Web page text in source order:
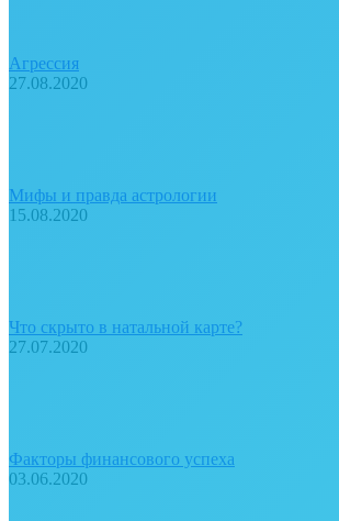
Агрессия
27.08.2020
Мифы и правда астрологии
15.08.2020
Что скрыто в натальной карте?
27.07.2020
Факторы финансового успеха
03.06.2020